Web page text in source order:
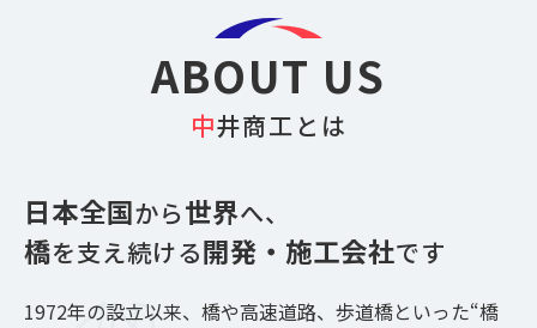
ABOUT US
中井商工とは
日本全国から世界へ、
橋を支え続ける開発・施工会社です
1972年の設立以来、橋や高速道路、歩道橋といった“橋